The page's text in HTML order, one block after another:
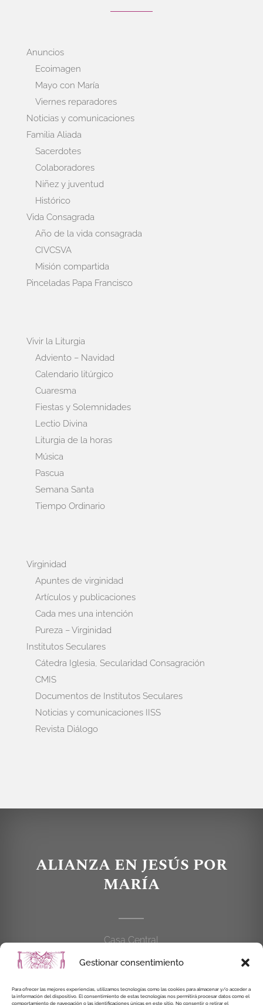
Gestionar consentimiento
Para ofrecer las mejores experiencias, utilizamos tecnologías como las cookies para almacenar y/o acceder a
la información del dispositivo. El consentimiento de estas tecnologías nos permitirá procesar datos como el
comportamiento de navegación o las identificaciones únicas en este sitio. No consentir o retirar el
Anuncios
Ecoimagen
Mayo con María
Viernes reparadores
Noticias y comunicaciones
Familia Aliada
Sacerdotes
Colaboradores
Niñez y juventud
Histórico
Vida Consagrada
Año de la vida consagrada
CIVCSVA
Misión compartida
Pinceladas Papa Francisco
Vivir la Liturgia
Adviento – Navidad
Calendario litúrgico
Cuaresma
Fiestas y Solemnidades
Lectio Divina
Liturgia de la horas
Música
Pascua
Semana Santa
Tiempo Ordinario
Virginidad
Apuntes de virginidad
Artículos y publicaciones
Cada mes una intención
Pureza – Virginidad
Institutos Seculares
Cátedra Iglesia, Secularidad Consagración
CMIS
Documentos de Institutos Seculares
Noticias y comunicaciones IISS
Revista Diálogo
ALIANZA EN JESÚS POR
MARÍA
Casa Central
C/Cardenal Cisneros, 55
914 462 114